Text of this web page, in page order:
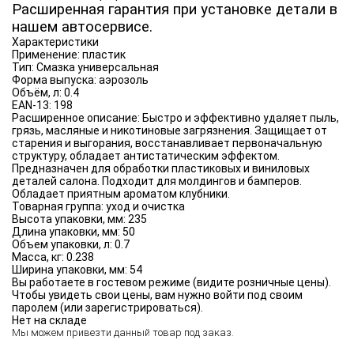
Расширенная гарантия при установке детали в
нашем автосервисе.
Характеристики
Применение: пластик
Тип: Смазка универсальная
Форма выпуска: аэрозоль
Объём, л: 0.4
EAN-13: 198
Расширенное описание: Быстро и эффективно удаляет пыль,
грязь, масляные и никотиновые загрязнения. Защищает от
старения и выгорания, восстанавливает первоначальную
структуру, обладает антистатическим эффектом.
Предназначен для обработки пластиковых и виниловых
деталей салона. Подходит для молдингов и бамперов.
Обладает приятным ароматом клубники.
Товарная группа: уход и очистка
Высота упаковки, мм: 235
Длина упаковки, мм: 50
Объем упаковки, л: 0.7
Масса, кг: 0.238
Ширина упаковки, мм: 54
Вы работаете в гостевом режиме (видите розничные цены).
Чтобы увидеть свои цены, вам нужно войти под своим
паролем (или зарегистрироваться).
Нет на складе
Мы можем привезти данный товар под заказ.